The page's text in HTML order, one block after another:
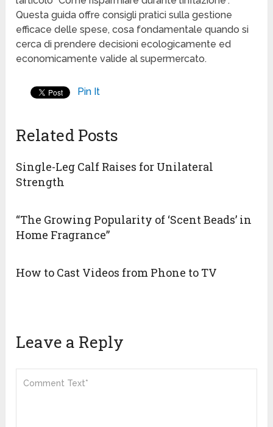
Questa guida offre consigli pratici sulla gestione
efficace delle spese, cosa fondamentale quando si
cerca di prendere decisioni ecologicamente ed
economicamente valide al supermercato.
Pin It
Related Posts
Single-Leg Calf Raises for Unilateral
Strength
“The Growing Popularity of ‘Scent Beads’ in
Home Fragrance”
How to Cast Videos from Phone to TV
Leave a Reply